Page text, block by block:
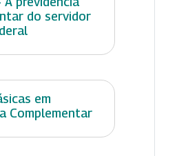
do servidor
em
Complementar